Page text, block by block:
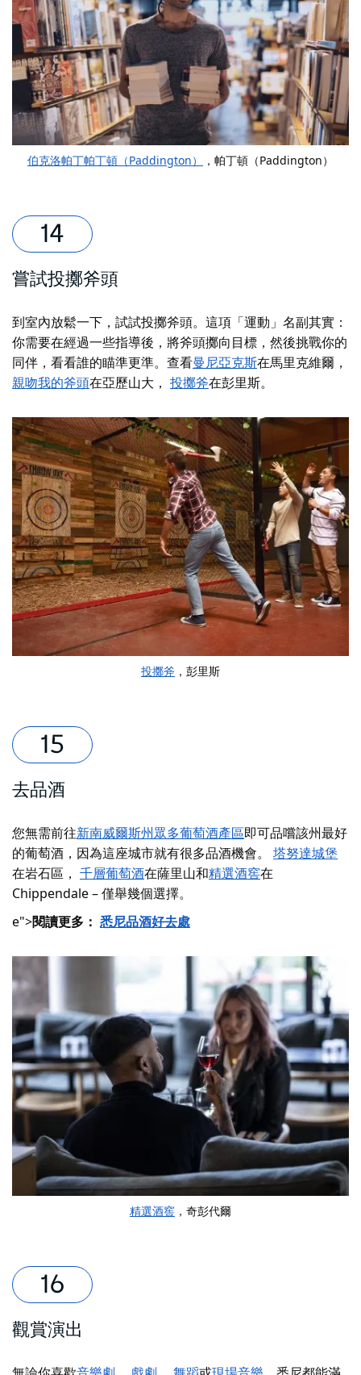
伯克洛帕丁帕丁頓（Paddington） ，帕丁頓（Paddington）
嘗試投擲斧頭
到室內放鬆一下，試試投擲斧頭。這項「運動」名副其實：
你需要在經過一些指導後，將斧頭擲向目標，然後挑戰你的
同伴，看看誰的瞄準更準。查看曼尼亞克斯在馬里克維爾，
親吻我的斧頭在亞歷山大， 投擲斧在彭里斯。
投擲斧 ，彭里斯
去品酒
您無需前往新南威爾斯州眾多葡萄酒產區即可品嚐該州最好
的葡萄酒，因為這座城市就有很多品酒機會。 塔努達城堡
在岩石區， 千層葡萄酒在薩里山和精選酒窖在
Chippendale – 僅舉幾個選擇。
e">閱讀更多： 悉尼品酒好去處
精選酒窖 ，奇彭代爾
觀賞演出